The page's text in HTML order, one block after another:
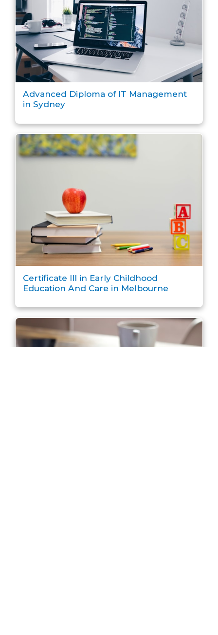
Advanced Diploma of IT Management
in Sydney
Certificate III in Early Childhood
Education And Care in Melbourne